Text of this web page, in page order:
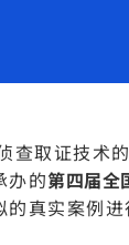
查取证技术
办的第四届全
的真实案例